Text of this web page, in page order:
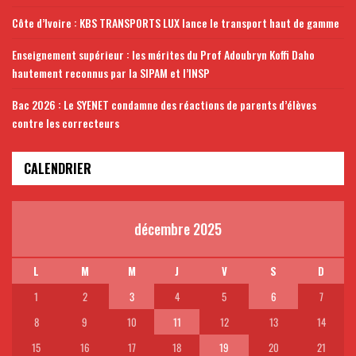
Côte d’Ivoire : KBS TRANSPORTS LUX lance le transport haut de gamme
Enseignement supérieur : les mérites du Prof Adoubryn Koffi Daho
hautement reconnus par la SIPAM et l’INSP
Bac 2026 : Le SYENET condamne des réactions de parents d’élèves
contre les correcteurs
CALENDRIER
décembre 2025
L M M J V S
D
1
2 3 4 5 6
7
8
9 10 11 12 13
14
15
16 17 18 19 20
21